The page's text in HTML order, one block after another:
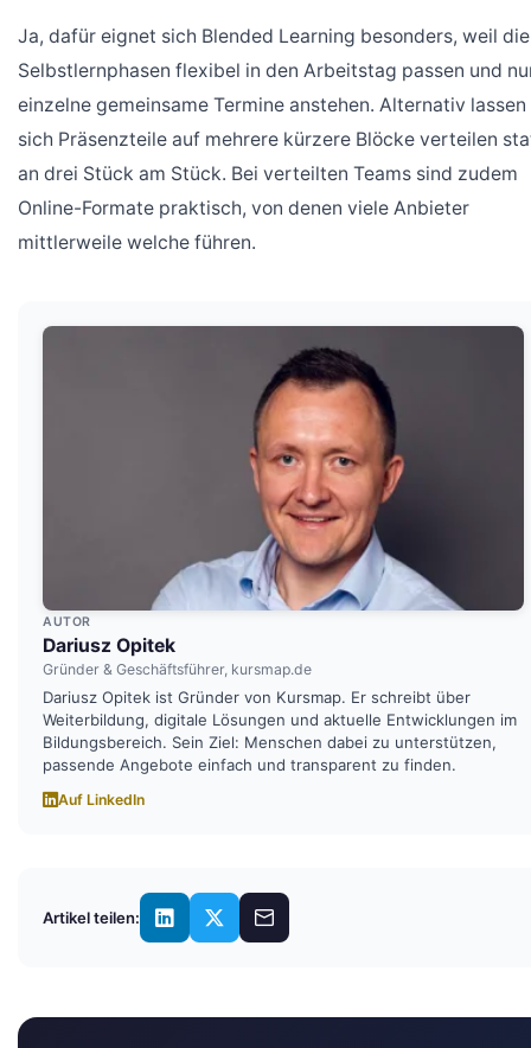
Ja, dafür eignet sich Blended Learning besonders, weil die
Selbstlernphasen flexibel in den Arbeitstag passen und
einzelne gemeinsame Termine anstehen. Alternativ lassen
sich Präsenzteile auf mehrere kürzere Blöcke verteilen
an drei Stück am Stück. Bei verteilten Teams sind zudem
Online-Formate praktisch, von denen viele Anbieter
mittlerweile welche führen.
AUTOR
Dariusz Opitek
Gründer & Geschäftsführer, kursmap.de
Dariusz Opitek ist Gründer von Kursmap. Er schreibt über
Weiterbildung, digitale Lösungen und aktuelle Entwicklungen im
Bildungsbereich. Sein Ziel: Menschen dabei zu unterstützen,
passende Angebote einfach und transparent zu finden.
Auf LinkedIn
Artikel teilen: